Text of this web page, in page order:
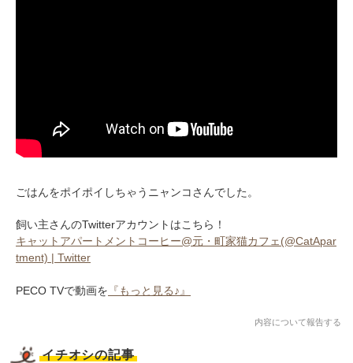
ごはんをポイポイしちゃうニャンコさんでした。
飼い主さんのTwitterアカウントはこちら！
キャットアパートメントコーヒー@元・町家猫カフェ(@CatApar
tment) | Twitter
PECO TVで動画を 『もっと見る♪』
内容について報告する
イチオシの記事
ねこ部をフォロー
PECOアプリをダウンロード済みの方
アプリで開く